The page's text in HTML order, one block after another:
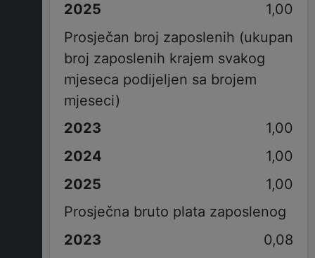
1,00
Prosječan broj zaposlenih (ukupan
broj zaposlenih krajem svakog
mjeseca podijeljen sa brojem
mjeseci)
1,00
1,00
1,00
Prosječna bruto plata zaposlenog
0,08